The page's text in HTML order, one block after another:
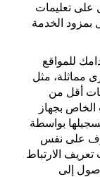
تعليمات
بمزود الخدمة
للمواقع
مماثلة، مثل
أقل من
الخاص بجهاز
بواسطة
على نفس
تعريف الارتباط
إلى